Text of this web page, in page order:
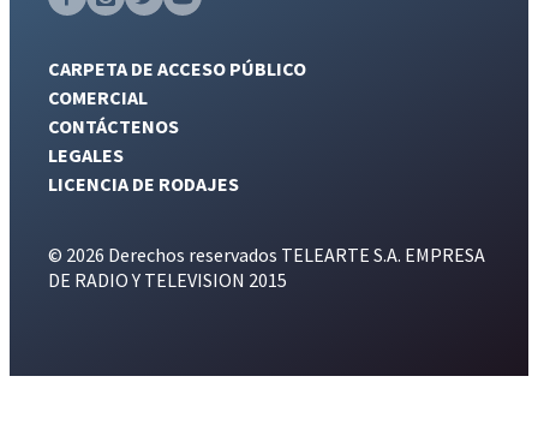
CARPETA DE ACCESO PÚBLICO
COMERCIAL
CONTÁCTENOS
LEGALES
LICENCIA DE RODAJES
© 2026 Derechos reservados TELEARTE S.A. EMPRESA
DE RADIO Y TELEVISION 2015